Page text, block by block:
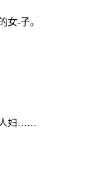
女-子。
人妇……